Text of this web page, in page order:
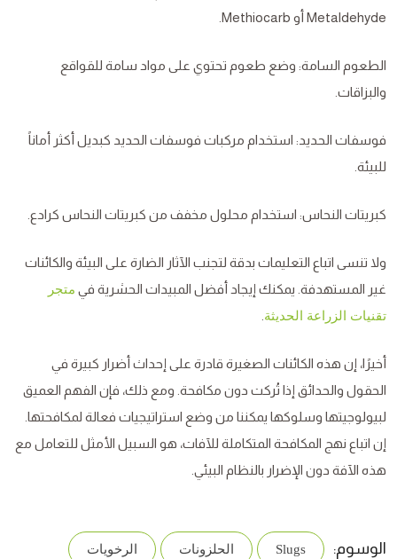
Metaldehyde أو Methiocarb.
الطعوم السامة: وضع طعوم تحتوي على مواد سامة للقواقع
والبزاقات.
فوسفات الحديد: استخدام مركبات فوسفات الحديد كبديل أكثر أماناً
للبيئة.
كبريتات النحاس: استخدام محلول مخفف من كبريتات النحاس كرادع.
ولا تنسى اتباع التعليمات بدقة لتجنب الآثار الضارة على البيئة والكائنات
غير المستهدفة. يمكنك إيجاد أفضل المبيدات الحشرية في متجر
تقنيات الزراعة الحديثة
أخيرًا، إن هذه الكائنات الصغيرة قادرة على إحداث أضرار كبيرة في
الحقول والحدائق إذا تُركت دون مكافحة. ومع ذلك، فإن الفهم العميق
لبيولوجيتها وسلوكها يمكننا من وضع استراتيجيات فعالة لمكافحتها.
إن اتباع نهج المكافحة المتكاملة للآفات، هو السبيل الأمثل للتعامل مع
هذه الآفة دون الإضرار بالنظام البيئي.
الوسوم: Slugs الحلزونات الرخويات